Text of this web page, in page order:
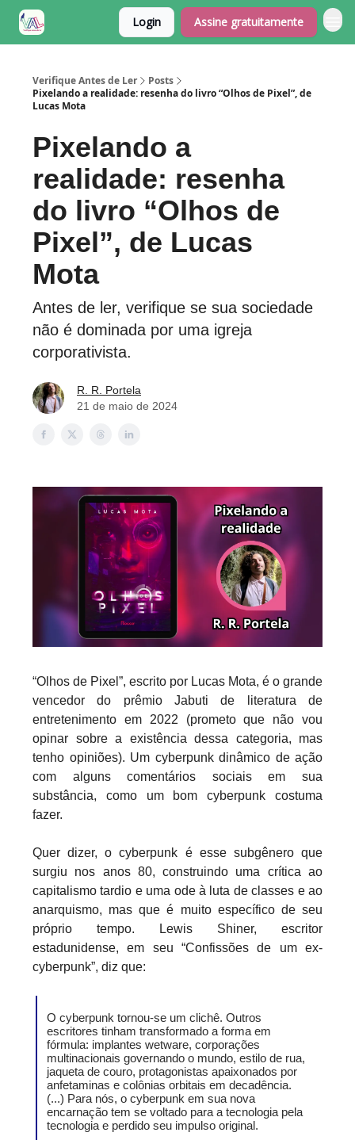
Login Assine gratuitamente
Verifique Antes de Ler
Posts
Pixelando a realidade: resenha do livro “Olhos de Pixel”, de
Lucas Mota
Pixelando a
realidade: resenha
do livro “Olhos de
Pixel”, de Lucas
Mota
Antes de ler, verifique se sua sociedade
não é dominada por uma igreja
corporativista.
R. R. Portela
21 de maio de 2024
“Olhos de Pixel”, escrito por Lucas Mota, é o grande
vencedor do prêmio Jabuti de literatura de
entretenimento em 2022 (prometo que não vou
opinar sobre a existência dessa categoria, mas
tenho opiniões). Um cyberpunk dinâmico de ação
com alguns comentários sociais em sua
substância, como um bom cyberpunk costuma
fazer.
Quer dizer, o cyberpunk é esse subgênero que
surgiu nos anos 80, construindo uma crítica ao
capitalismo tardio e uma ode à luta de classes e ao
anarquismo, mas que é muito específico de seu
próprio tempo. Lewis Shiner, escritor
estadunidense, em seu “Confissões de um ex-
cyberpunk”, diz que:
O cyberpunk tornou-se um clichê. Outros
escritores tinham transformado a forma em
fórmula: implantes wetware, corporações
multinacionais governando o mundo, estilo de rua,
jaqueta de couro, protagonistas apaixonados por
anfetaminas e colônias orbitais em decadência.
(...) Para nós, o cyberpunk em sua nova
encarnação tem se voltado para a tecnologia pela
tecnologia e perdido seu impulso original.